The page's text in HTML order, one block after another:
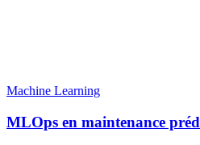
Machine Learning
MLOps en maintenance